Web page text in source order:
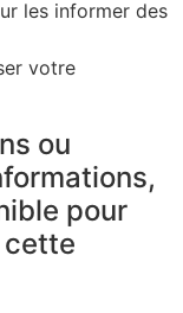
les informer des
votre
ou
pour
cette